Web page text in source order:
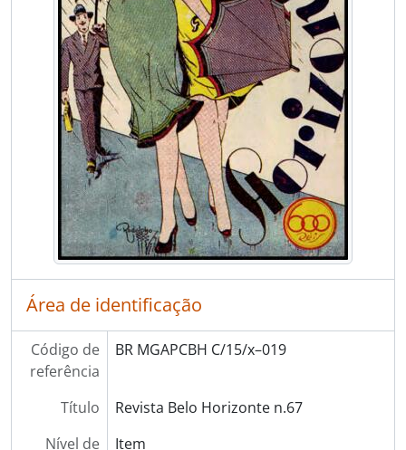
Área de identificação
Código de
referência
BR MGAPCBH C/15/x–019
Título
Revista Belo Horizonte n.67
Nível de
Item